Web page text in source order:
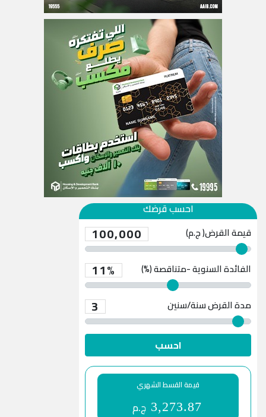
احسب قرضك
قيمة القرض( ج.م) 100,000
الفائدة السنوية -متناقصة (%) 11%
مدة القرض 3 سنة/سنين
احسب
قيمة القسط الشهري
3,273.87 ج.م